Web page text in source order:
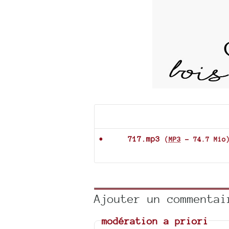
717.mp3 (MP3 - 74.7 Mio
Ajouter un
modération a priori